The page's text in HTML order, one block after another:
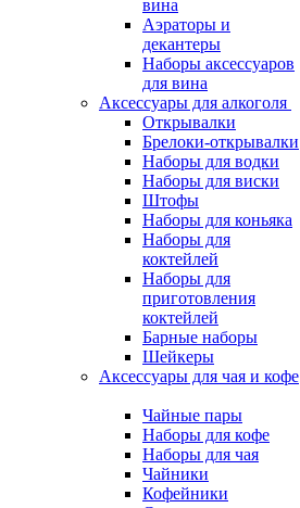
вина
Аэраторы и
декантеры
Наборы аксессуаров
для вина
Аксессуары для алкоголя
Открывалки
Брелоки-открывалки
Наборы для водки
Наборы для виски
Штофы
Наборы для коньяка
Наборы для
коктейлей
Наборы для
приготовления
коктейлей
Барные наборы
Шейкеры
Аксессуары для чая и кофе
Чайные пары
Наборы для кофе
Наборы для чая
Чайники
Кофейники